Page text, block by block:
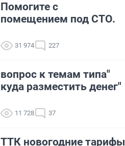
Помогите с
помещением под СТО.
31 974 227
вопрос к темам типа"
куда разместить денег"
11 728 37
ТТК новогодние тарифы